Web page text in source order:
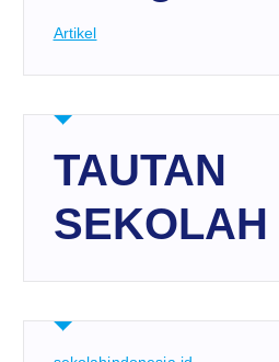
Artikel
TAUTAN
SEKOLAH